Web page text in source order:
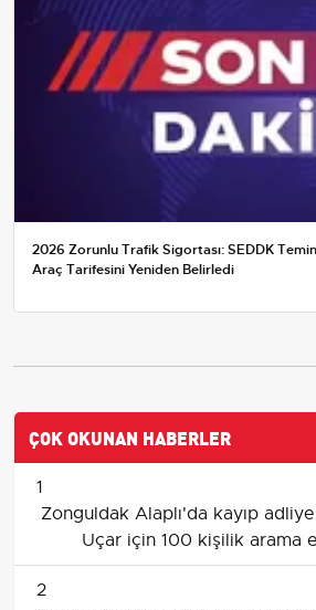
2026 Zorunlu Trafik Sigortası: SEDDK
Araç Tarifesini Yeniden Belirledi
ÇOK OKUNAN HABERLER
1
Zonguldak Alaplı'da kayıp adliye
Uçar için 100 kişilik arama
2